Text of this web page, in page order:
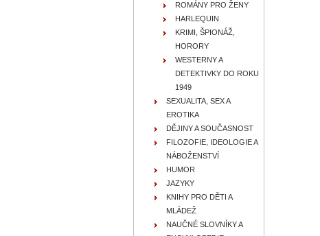
ROMÁNY PRO ŽENY
HARLEQUIN
KRIMI, ŠPIONÁŽ,
HORORY
WESTERNY A
DETEKTIVKY DO ROKU
1949
SEXUALITA, SEX A
EROTIKA
DĚJINY A SOUČASNOST
FILOZOFIE, IDEOLOGIE A
NÁBOŽENSTVÍ
HUMOR
JAZYKY
KNIHY PRO DĚTI A
MLÁDEŽ
NAUČNÉ SLOVNÍKY A